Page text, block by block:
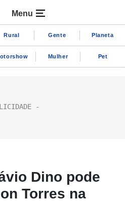
Menu
Rural Gente Planeta
Mulher Pet
Dino pode
Torres na